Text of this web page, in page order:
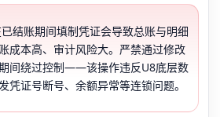
结账期间填制凭证会导致总账与明细
成本高、审计风险大。严禁通过修改
间绕过控制——该操作违反U8底层数
凭证号断号、余额异常等连锁问题。